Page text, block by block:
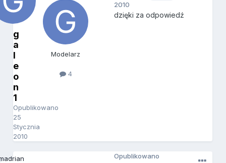
g
a
l
e
o
n
1
Opublikowano
25
Stycznia
2010
Modelarz
4
2010
dzięki za odpowiedź
Opublikowano